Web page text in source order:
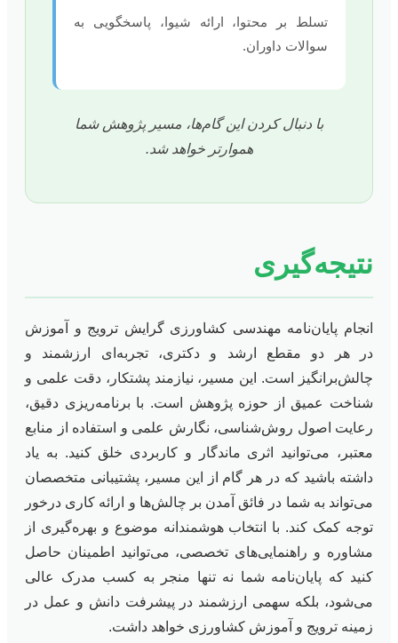
تسلط بر محتوا، ارائه شیوا، پاسخگویی به
سوالات داوران.
با دنبال کردن این گام‌ها، مسیر پژوهش شما
هموارتر خواهد شد.
نتیجه‌گیری
انجام پایان‌نامه مهندسی کشاورزی گرایش ترویج و آموزش
در هر دو مقطع ارشد و دکتری، تجربه‌ای ارزشمند و
چالش‌برانگیز است. این مسیر، نیازمند پشتکار، دقت علمی و
شناخت عمیق از حوزه پژوهش است. با برنامه‌ریزی دقیق،
رعایت اصول روش‌شناسی، نگارش علمی و استفاده از منابع
معتبر، می‌توانید اثری ماندگار و کاربردی خلق کنید. به یاد
داشته باشید که در هر گام از این مسیر، پشتیبانی متخصصان
می‌تواند به شما در فائق آمدن بر چالش‌ها و ارائه کاری درخور
توجه کمک کند. با انتخاب هوشمندانه موضوع و بهره‌گیری از
مشاوره و راهنمایی‌های تخصصی، می‌توانید اطمینان حاصل
کنید که پایان‌نامه شما نه تنها منجر به کسب مدرک عالی
می‌شود، بلکه سهمی ارزشمند در پیشرفت دانش و عمل در
زمینه ترویج و آموزش کشاورزی خواهد داشت.